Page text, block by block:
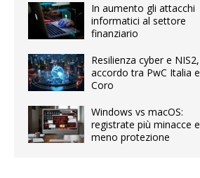
In aumento gli attacchi
informatici al settore
finanziario
Resilienza cyber e NIS2,
accordo tra PwC Italia e
Coro
Windows vs macOS:
registrate più minacce e
meno protezione